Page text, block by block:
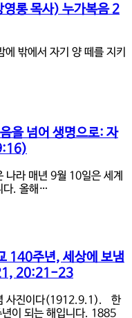
영롱 목사) 누가복음 2
밖에서 자기 양 떼를 지키
을 넘어 생명으로: 자
나라 매년 9월 10일은 세계
다. 올해…
140주년, 세상에 보냄
20:21-23
사진이다(1912.9.1). 한
이 되는 해입니다. 1885